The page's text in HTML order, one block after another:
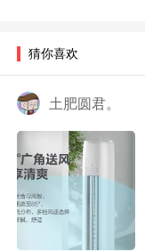
猜你喜欢
土肥圆君。